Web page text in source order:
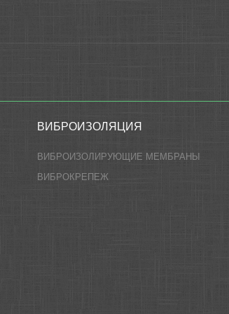
ВИБРОИЗОЛЯЦИЯ
ВИБРОИЗОЛИРУЮЩИЕ МЕМБРАНЫ
ВИБРОКРЕПЕЖ